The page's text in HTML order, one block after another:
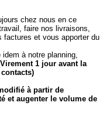
chez nous en ce
faire nos livraisons,
factures et vous apporter du
à notre planning,
1 jour avant la
tous contacts)
partir de
et augenter le volume de